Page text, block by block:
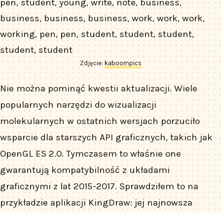
Zdjęcie: kaboompics
Nie można pominąć kwestii aktualizacji. Wiele
popularnych narzędzi do wizualizacji
molekularnych w ostatnich wersjach porzuciło
wsparcie dla starszych API graficznych, takich jak
OpenGL ES 2.0. Tymczasem to właśnie one
gwarantują kompatybilność z układami
graficznymi z lat 2015-2017. Sprawdziłem to na
przykładzie aplikacji KingDraw: jej najnowsza